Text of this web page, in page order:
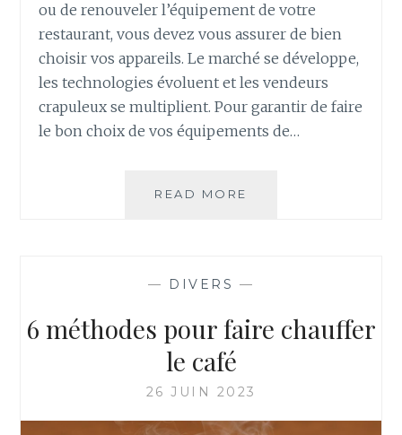
ou de renouveler l’équipement de votre
restaurant, vous devez vous assurer de bien
choisir vos appareils. Le marché se développe,
les technologies évoluent et les vendeurs
crapuleux se multiplient. Pour garantir de faire
le bon choix de vos équipements de…
READ MORE
— DIVERS —
6 méthodes pour faire chauffer
le café
26 JUIN 2023